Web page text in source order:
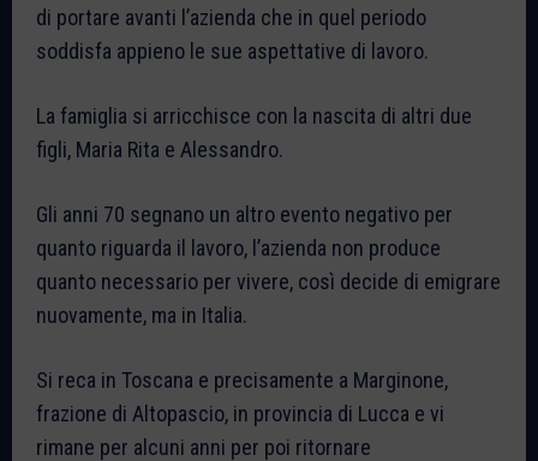
di portare avanti l’azienda che in quel periodo
soddisfa appieno le sue aspettative di lavoro.
La famiglia si arricchisce con la nascita di altri due
figli, Maria Rita e Alessandro.
Gli anni 70 segnano un altro evento negativo per
quanto riguarda il lavoro, l’azienda non produce
quanto necessario per vivere, così decide di emigrare
nuovamente, ma in Italia.
Si reca in Toscana e precisamente a Marginone,
frazione di Altopascio, in provincia di Lucca e vi
rimane per alcuni anni per poi ritornare